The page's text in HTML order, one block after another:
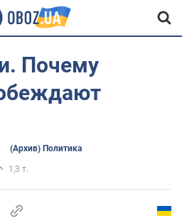
Почему
(Архив) Политика
1,3 т.